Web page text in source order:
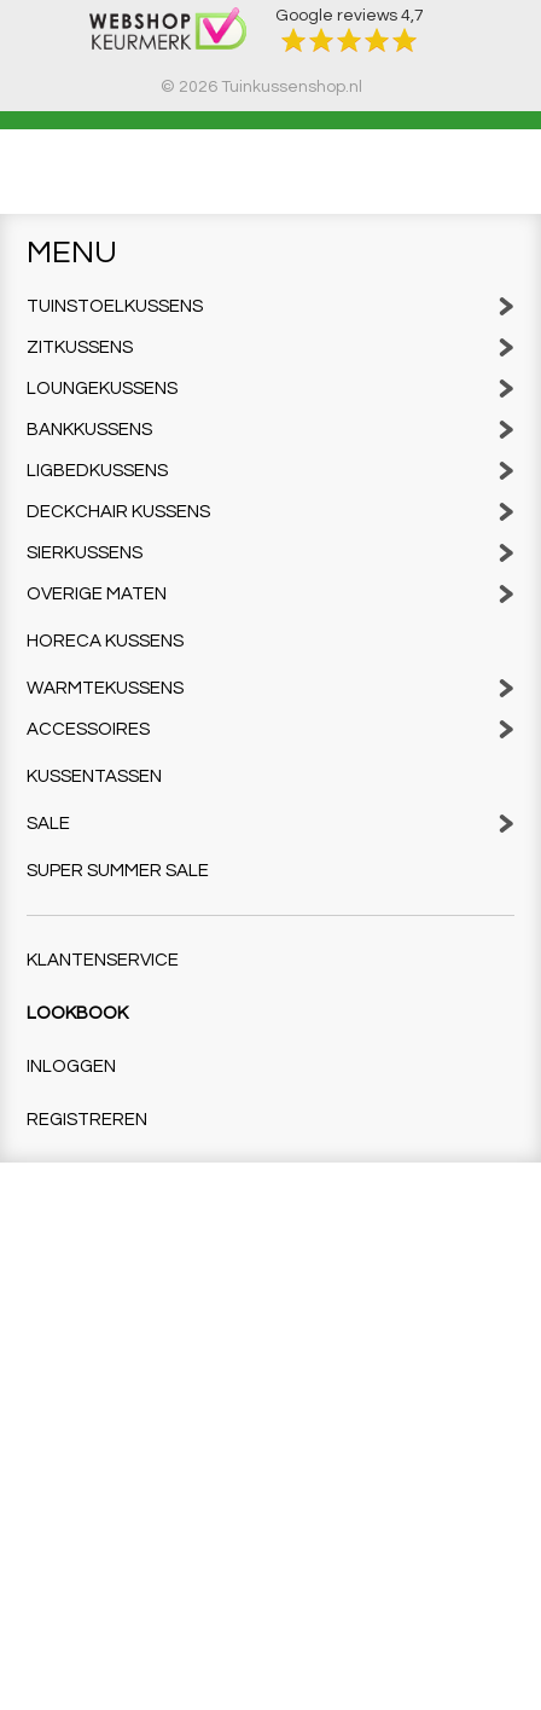
Google reviews 4,7
© 2026 Tuinkussenshop.nl
MENU
TUINSTOELKUSSENS
ZITKUSSENS
LOUNGEKUSSENS
BANKKUSSENS
LIGBEDKUSSENS
DECKCHAIR KUSSENS
SIERKUSSENS
OVERIGE MATEN
HORECA KUSSENS
WARMTEKUSSENS
ACCESSOIRES
KUSSENTASSEN
SALE
SUPER SUMMER SALE
KLANTENSERVICE
LOOKBOOK
INLOGGEN
REGISTREREN